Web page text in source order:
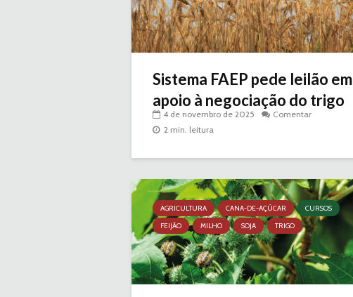
Sistema FAEP pede leilão em
apoio à negociação do trigo
4 de novembro de 2025
Comentar
2 min. leitura
AGRICULTURA CANA-DE-AÇÚCAR
CURSOS
FEIJÃO
MILHO SOJA TRIGO